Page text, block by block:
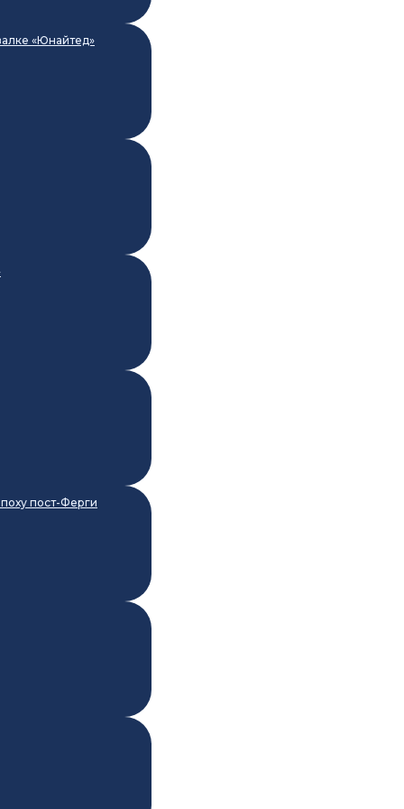
«Юнайтед»
пост-Ферги